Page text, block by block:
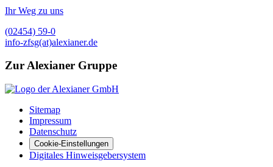
Ihr Weg zu uns
(02454) 59-0
info-zfsg(at)alexianer.de
Zur Alexianer Gruppe
Sitemap
Impressum
Datenschutz
Cookie-Einstellungen
Digitales Hinweisgebersystem